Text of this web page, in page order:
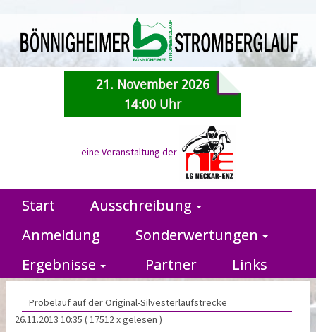
21. November 2026
14:00 Uhr
eine Veranstaltung der
Start
Ausschreibung
Anmeldung
Sonderwertungen
Ergebnisse
Partner Links
Probelauf auf der Original-Silvesterlaufstrecke
26.11.2013 10:35 ( 17512 x gelesen )